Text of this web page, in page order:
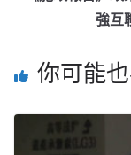
強互
你可能